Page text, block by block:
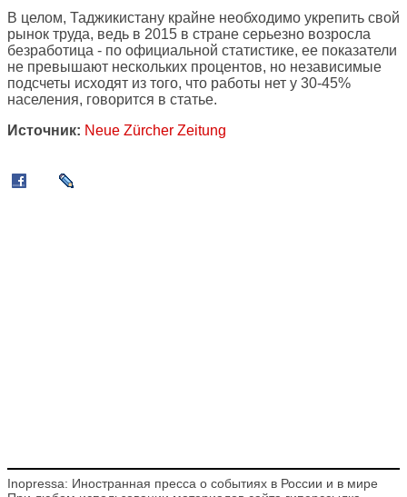
В целом, Таджикистану крайне необходимо укрепить свой
рынок труда, ведь в 2015 в стране серьезно возросла
безработица - по официальной статистике, ее показатели
не превышают нескольких процентов, но независимые
подсчеты исходят из того, что работы нет у 30-45%
населения, говорится в статье.
Источник: Neue Zürcher Zeitung
Inopressa: Иностранная пресса о событиях в России и в мире